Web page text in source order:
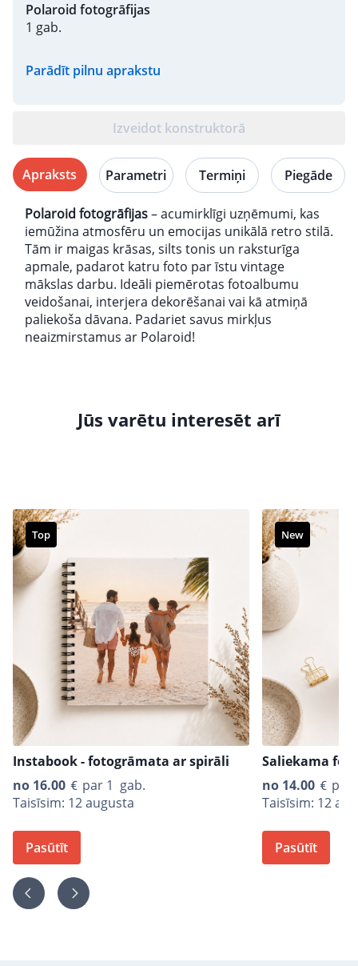
Polaroid fotogrāfijas
1 gab.
Parādīt pilnu aprakstu
Izveidot konstruktorā
Apraksts Parametri Termiņi Piegāde
Polaroid fotogrāfijas– acumirklīgi uzņēmumi, kas
iemūžina atmosfēru un emocijas unikālā retro stilā.
Tām ir maigas krāsas, silts tonis un raksturīga
apmale, padarot katru foto par īstu vintage
mākslas darbu. Ideāli piemērotas fotoalbumu
veidošanai, interjera dekorēšanai vai kā atmiņā
paliekoša dāvana. Padariet savus mirkļus
neaizmirstamus ar Polaroid!
Jūs varētu interesēt arī
Top
Instabook - fotogrāmata ar spirāli
no 16.00
par 1 gab.
Taisīsim: 12 augusta
Pasūtīt
New
Saliekama
no 14.00
par
Taisīsim: 12
Pasūtīt